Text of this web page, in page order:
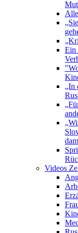
Ein
„In
Videos